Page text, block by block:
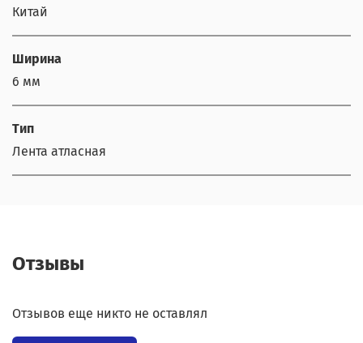
Китай
Ширина
6 мм
Тип
Лента атласная
Отзывы
Отзывов еще никто не оставлял